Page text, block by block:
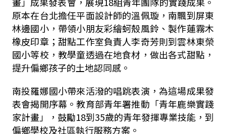
原本在台北擔任平面設計師的溫佩璇，南飄到屏東
林邊國小，帶領小朋友彩繪蚵殼風鈴、製作蓮霧木
橡皮印章；甜點工作室負責人李奇芳則到雲林東榮
國小等校，教學童透過在地食材，做出各式甜點，
提升偏鄉孩子的土地認同感。
南投羅娜國小帶來活潑的唱跳表演，為這場成果發
表會揭開序幕。教育部青年署推動「青年鹿樂實踐
家計畫」，鼓勵18到35歲的青年發揮專業技能，到
偏鄉學校及社區執行服務方案。